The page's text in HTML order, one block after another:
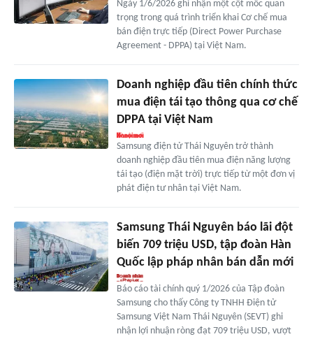
Ngày 1/6/2026 ghi nhận một cột mốc quan
trọng trong quá trình triển khai Cơ chế mua
bán điện trực tiếp (Direct Power Purchase
Agreement - DPPA) tại Việt Nam.
Doanh nghiệp đầu tiên chính thức
mua điện tái tạo thông qua cơ chế
DPPA tại Việt Nam
Samsung điện tử Thái Nguyên trở thành
doanh nghiệp đầu tiên mua điện năng lượng
tái tạo (điện mặt trời) trực tiếp từ một đơn vị
phát điện tư nhân tại Việt Nam.
Samsung Thái Nguyên báo lãi đột
biến 709 triệu USD, tập đoàn Hàn
Quốc lập pháp nhân bán dẫn mới
Báo cáo tài chính quý 1/2026 của Tập đoàn
Samsung cho thấy Công ty TNHH Điện tử
Samsung Việt Nam Thái Nguyên (SEVT) ghi
nhận lợi nhuận ròng đạt 709 triệu USD, vượt